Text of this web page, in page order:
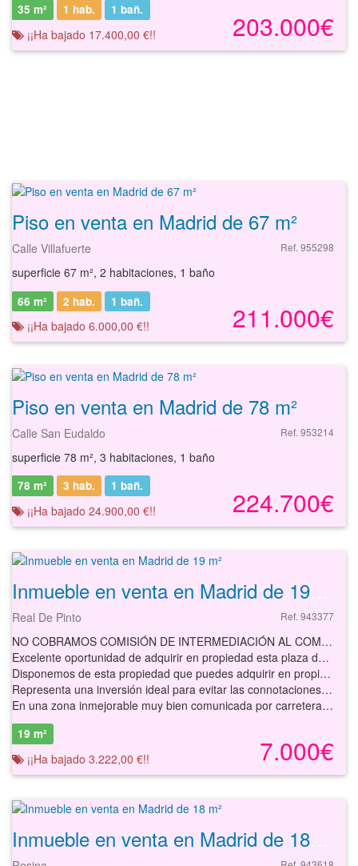
203.000€
35 m² 1 hab. 1 bañ.
¡¡Ha bajado 17.400,00 €!!
Piso en venta en Madrid de 67 m²
Calle Villafuerte Ref. 955298
superficie 67 m², 2 habitaciones, 1 baño
211.000€
66 m² 2 hab. 1 bañ.
¡¡Ha bajado 6.000,00 €!!
Piso en venta en Madrid de 78 m²
Calle San Eudaldo Ref. 953214
superficie 78 m², 3 habitaciones, 1 baño
224.700€
78 m² 3 hab. 1 bañ.
¡¡Ha bajado 24.900,00 €!!
Real De Pinto Ref. 943377
NO COBRAMOS COMISIÓN DE INTERMEDIACIÓN AL COMPRADOR
Excelente oportunidad de adquirir en propiedad esta plaza de parking en propiedad con acceso desde la calle a tráfico rodado por una puerta abatible ubicada en la localidad de Villaverde, provincia de Madrid.
Disponemos de esta propiedad que puedes adquirir en propiedad, muy bien distribuida y con buenos accesos ofreciendo todo lo que necesitas para aparcar correctamente y sin pérdida de tiempo tu vehículo, cumpliendo los requisitos esenciales de resistencia mecánica y estabilidad, seguridad en caso de incendio, higiene, salud, medio ambiente y seguridad de uso.
Representa una inversión ideal para evitar las connotaciones de cambio ambiental que afecta de forma inevitable al coche que, al dormir en la calle es vulnerable ante el efecto de la lluvia, la nieve o el calor. Es un ahorro en el consumo del combustible, así como el ahorro del tiempo en los desplazamientos, la mejor inversión para invertir esos minutos en tu propio bienestar.
En una zona inmejorable muy bien comunicada por carretera, lo que facilita los desplazamientos a distintos puntos de la región o del país. Situado en una zona residencial tranquila, aprovecha de esta propiedad en una ubicación estratégica. Dispone de todos los servicios públicos o privados necesarios como pequeño comercio de proximidad, supermercados y gran oferta gastronómica.
7.000€
19 m²
¡¡Ha bajado 3.222,00 €!!